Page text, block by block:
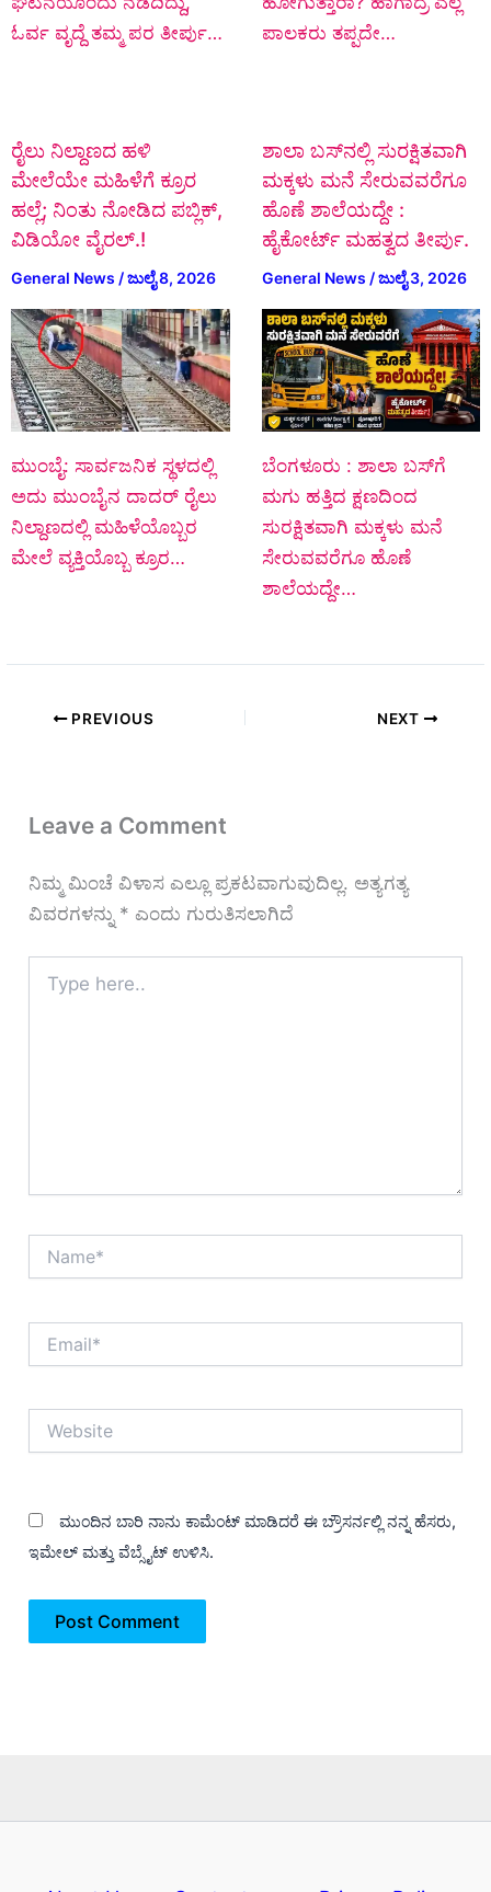
ಓರ್ವ ವೃದ್ದೆ ತಮ್ಮ ಪರ ತೀರ್ಪು…
ಪಾಲಕರು ತಪ್ಪದೇ…
ರೈಲು ನಿಲ್ದಾಣದ ಹಳಿ
ಮೇಲೆಯೇ ಮಹಿಳೆಗೆ ಕ್ರೂರ
ಹಲ್ಲೆ; ನಿಂತು ನೋಡಿದ ಪಬ್ಲಿಕ್‌,
ವಿಡಿಯೋ ವೈರಲ್.!
General News /ಜುಲೈ 8, 2026
ಮುಂಬೈ: ಸಾರ್ವಜನಿಕ ಸ್ಥಳದಲ್ಲಿ
ಅದು ಮುಂಬೈನ ದಾದರ್ ರೈಲು
ನಿಲ್ದಾಣದಲ್ಲಿ ಮಹಿಳೆಯೊಬ್ಬರ
ಮೇಲೆ ವ್ಯಕ್ತಿಯೊಬ್ಬ ಕ್ರೂರ…
ಶಾಲಾ ಬಸ್‌ನಲ್ಲಿ ಸುರಕ್ಷಿತವಾಗಿ
ಮಕ್ಕಳು ಮನೆ ಸೇರುವವರೆಗೂ
ಹೊಣೆ ಶಾಲೆಯದ್ದೇ :
ಹೈಕೋರ್ಟ್ ಮಹತ್ವದ ತೀರ್ಪು.
General News /ಜುಲೈ 3, 2026
ಬೆಂಗಳೂರು : ಶಾಲಾ ಬಸ್‌ಗೆ
ಮಗು ಹತ್ತಿದ ಕ್ಷಣದಿಂದ
ಸುರಕ್ಷಿತವಾಗಿ ಮಕ್ಕಳು ಮನೆ
ಸೇರುವವರೆಗೂ ಹೊಣೆ
ಶಾಲೆಯದ್ದೇ…
PREVIOUS NEXT
Leave a Comment
ನಿಮ್ಮ ಮಿಂಚೆ ವಿಳಾಸ ಎಲ್ಲೂ ಪ್ರಕಟವಾಗುವುದಿಲ್ಲ. ಅತ್ಯಗತ್ಯ
ವಿವರಗಳನ್ನು * ಎಂದು ಗುರುತಿಸಲಾಗಿದೆ
here..
ಮುಂದಿನ ಬಾರಿ ನಾನು ಕಾಮೆಂಟ್ ಮಾಡಿದರೆ ಈ ಬ್ರೌಸರ್ನಲ್ಲಿ ನನ್ನ ಹೆಸರು,
ಇಮೇಲ್ ಮತ್ತು ವೆಬ್ಸೈಟ್ ಉಳಿಸಿ.